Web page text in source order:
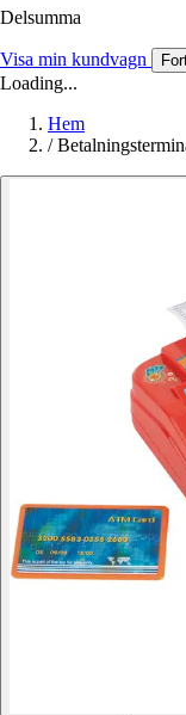
Delsumma
Visa min kundvagn
Loading...
Hem
/